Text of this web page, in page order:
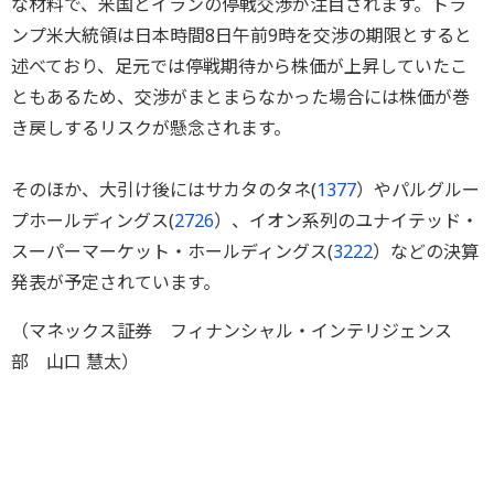
ンプ米大統領は日本時間8日午前9時を交渉の期限とすると
述べており、足元では停戦期待から株価が上昇していたこ
ともあるため、交渉がまとまらなかった場合には株価が巻
き戻しするリスクが懸念されます。
そのほか、大引け後にはサカタのタネ(1377）やパルグルー
プホールディングス(2726）、イオン系列のユナイテッド・
スーパーマーケット・ホールディングス(3222）などの決算
発表が予定されています。
（マネックス証券 フィナンシャル・インテリジェンス
部 山口 慧太）